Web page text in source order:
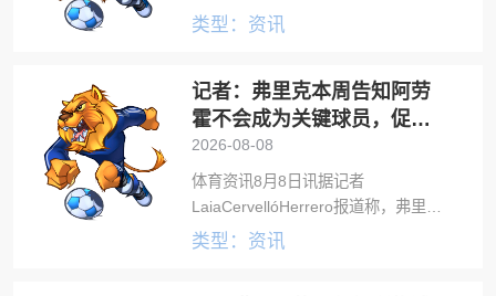
两扑点U17国足总比分3-1击败河床
赛将于8月9日14:30开
类型：资讯
记者：弗里克本周告知阿劳
霍不会成为关键球员，促成
他外租利物浦
2026-08-08
体育资讯8月8日讯据记者
LaiaCervellóHerrero报道称，弗里克
本周告诉阿劳霍不会是自己的核心球
类型：资讯